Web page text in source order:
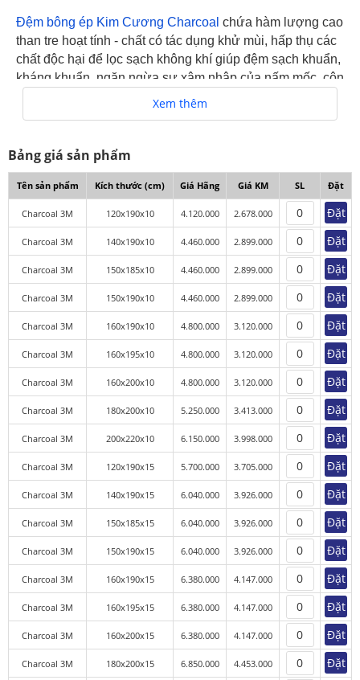
Đệm bông ép Kim Cương Charcoal chứa hàm lượng cao
than tre hoạt tính - chất có tác dụng khử mùi, hấp thụ các
chất độc hại để lọc sạch không khí giúp đệm sạch khuẩn,
kháng khuẩn, ngăn ngừa sự xâm nhập của nấm mốc, côn
trùng nên an toàn cho sự tiếp xúc với bề mặt, làn da
Vải áo đệm chứa thành phần chiết xuất từ lô hội - tinh
chất quý giá này là bí quyết để chăm sóc nhan sắc của
nửa thế giới mà lịch sử đã chứng minh, có các công
dụng vô cùng hữu ích cho con người như: Khả năng hỗ
trợ quá trình phát tán nhiệt lan tỏa đều khắp cơ thể đảm
bảo cân bằng nhiệt và ổn định độ ẩm cho da, cải thiện
quá trình tuần hoàn máu, lưu thông khí huyết. Nên đệm
than hoạt tính được coi như sản phẩm được thiết kế đặc
biệt để gìn giữ sắc đẹp và tuổi thanh xuân cho làn da
phái đẹp.
Bên cạnh đó, tinh chất lô hội có khả năng thần kỳ làm
giảm quá trình bắt lửa của vải được chiết xuất từ thành
phần này. Đây là tính chất cực kỳ quan trọng cho các dự
án công trình Resort, khách sạn, nhà nghỉ, chung cư, căn
hộ và biệt thự.
Xem thêm
Bảng giá sản phẩm
Tên sản phẩm Kích thước (cm) Giá Hãng Giá KM SL Đặt
Charcoal 3M 120x190x10 4.120.000 2.678.000 Đặt
Charcoal 3M 140x190x10 4.460.000 2.899.000 Đặt
Charcoal 3M 150x185x10 4.460.000 2.899.000 Đặt
Charcoal 3M 150x190x10 4.460.000 2.899.000 Đặt
Charcoal 3M 160x190x10 4.800.000 3.120.000 Đặt
Charcoal 3M 160x195x10 4.800.000 3.120.000 Đặt
Charcoal 3M 160x200x10 4.800.000 3.120.000 Đặt
Charcoal 3M 180x200x10 5.250.000 3.413.000 Đặt
Charcoal 3M 200x220x10 6.150.000 3.998.000 Đặt
Charcoal 3M 120x190x15 5.700.000 3.705.000 Đặt
Charcoal 3M 140x190x15 6.040.000 3.926.000 Đặt
Charcoal 3M 150x185x15 6.040.000 3.926.000 Đặt
Charcoal 3M 150x190x15 6.040.000 3.926.000 Đặt
Charcoal 3M 160x190x15 6.380.000 4.147.000 Đặt
Charcoal 3M 160x195x15 6.380.000 4.147.000 Đặt
Charcoal 3M 160x200x15 6.380.000 4.147.000 Đặt
Charcoal 3M 180x200x15 6.850.000 4.453.000 Đặt